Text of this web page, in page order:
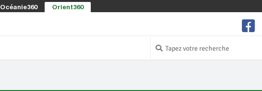
Océanie360 Orient360